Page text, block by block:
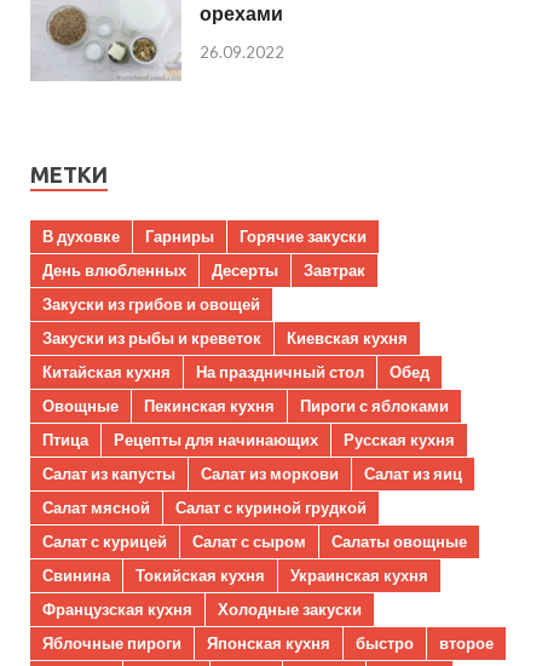
орехами
26.09.2022
МЕТКИ
В духовке Гарниры
Горячие закуски
День влюбленных
Десерты
Завтрак
Закуски из грибов и овощей
Закуски из рыбы и креветок
Киевская кухня
Китайская кухня
На праздничный стол
Обед
Овощные
Пекинская кухня
Пироги с яблоками
Птица
Рецепты для начинающих
Русская кухня
Салат из капусты
Салат из моркови
Салат из яиц
Салат мясной
Салат с куриной грудкой
Салат с курицей
Салат с сыром
Салаты овощные
Свинина
Токийская кухня
Украинская кухня
Французская кухня
Холодные закуски
Яблочные пироги
Японская кухня быстро
второе